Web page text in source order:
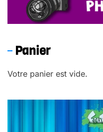
Panier
Votre panier est vide.